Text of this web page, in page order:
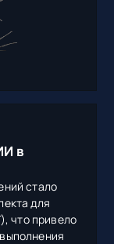
в
стало
для
что привело